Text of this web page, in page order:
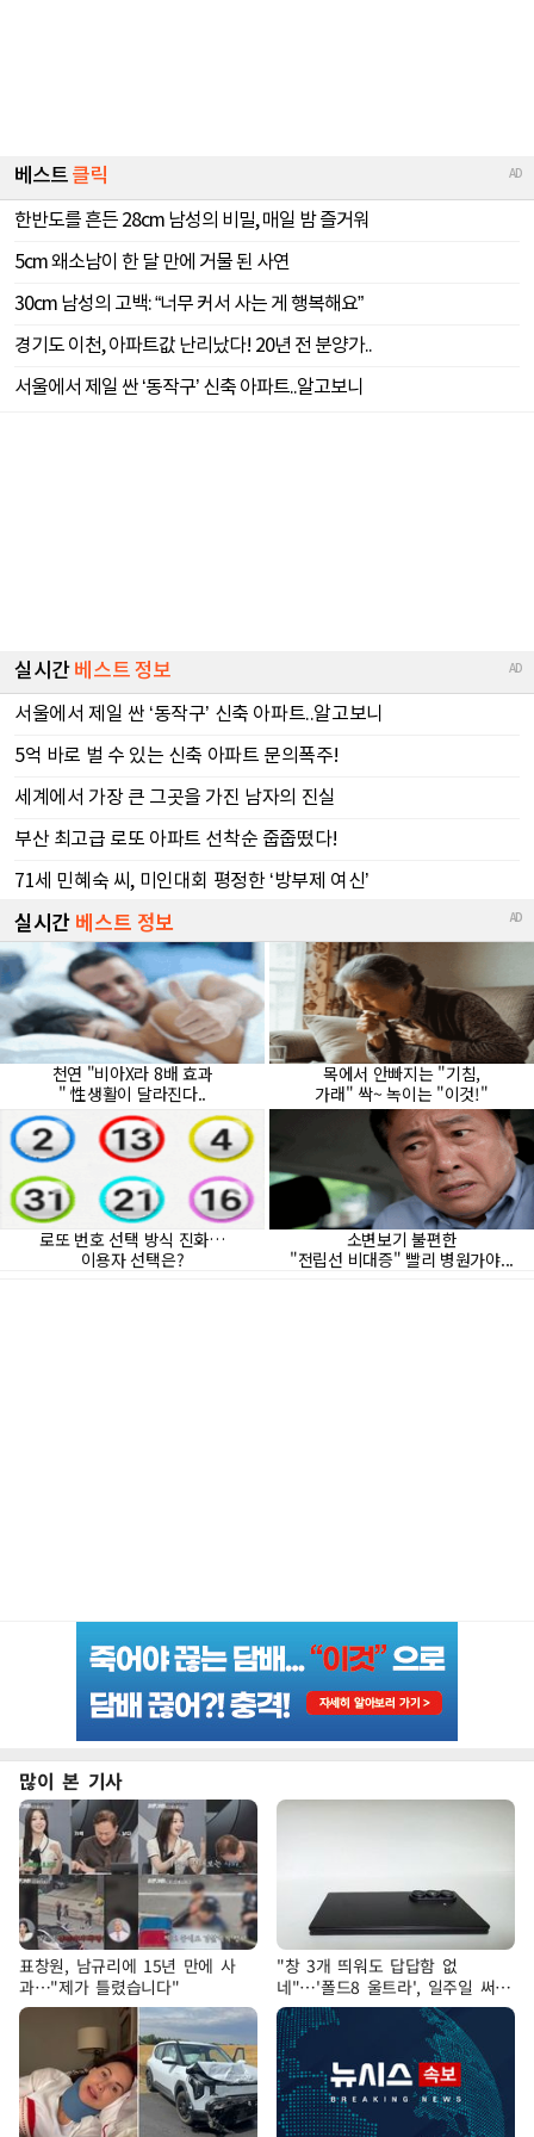
많이 본 기사
표창원, 남규리에 15년 만에 사
과…"제가 틀렸습니다"
"창 3개 띄워도 답답함 없
네"…'폴드8 울트라', 일주일 써보
니